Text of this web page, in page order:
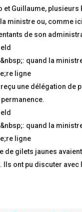
et Guillaume, plusieurs
ministre ou, comme
de son
une délégation de
permanence.
de gilets jaunes
Ils ont pu discuter avec